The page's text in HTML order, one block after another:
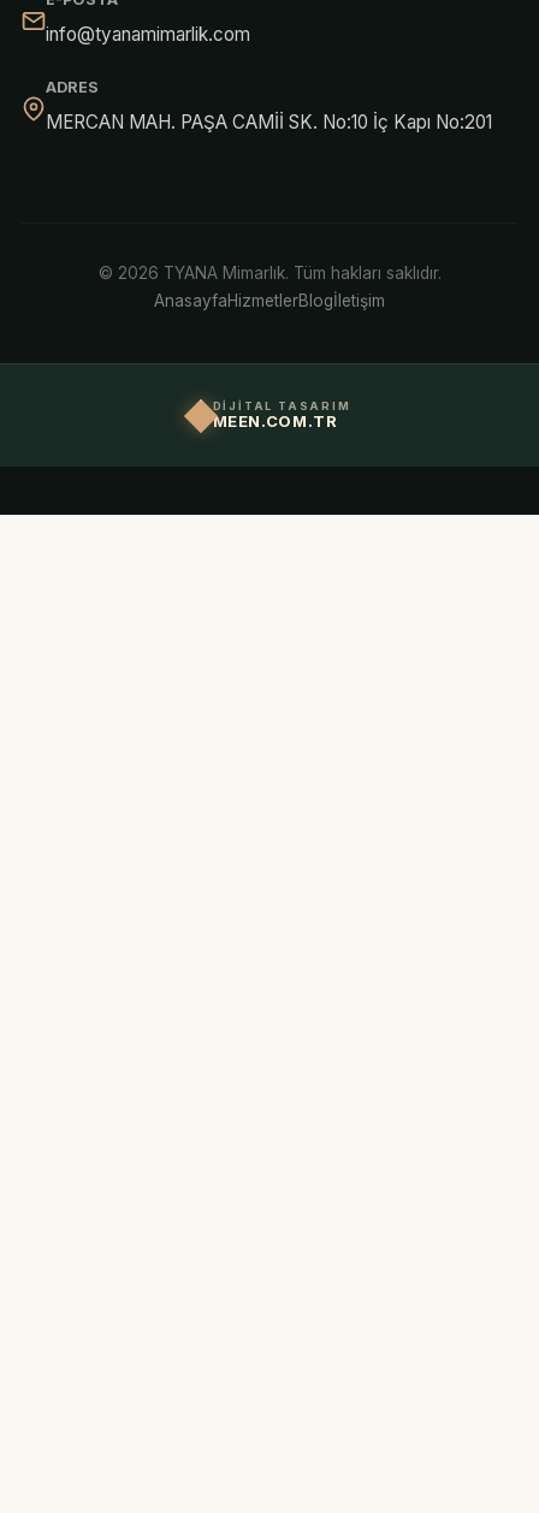
info@tyanamimarlik.com
ADRES
MERCAN MAH. PAŞA CAMİİ SK. No:10 İç Kapı No:201
© 2026 TYANA Mimarlık. Tüm hakları saklıdır.
AnasayfaHizmetlerBlogİletişim
DİJİTAL TASARIM
MEEN.COM.TR